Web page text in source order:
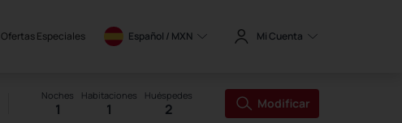
Ofertas Especiales Español / MXN Mi Cuenta
Noches
1
Habitaciones
1
Huéspedes
2 Modificar